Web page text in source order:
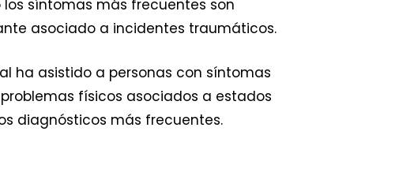
síntomas más frecuentes son
asociado a incidentes traumáticos.
ha asistido a personas con síntomas
físicos asociados a estados
diagnósticos más frecuentes.